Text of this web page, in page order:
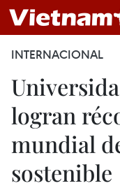
INTERNACIONAL
logran
mundial
sostenible